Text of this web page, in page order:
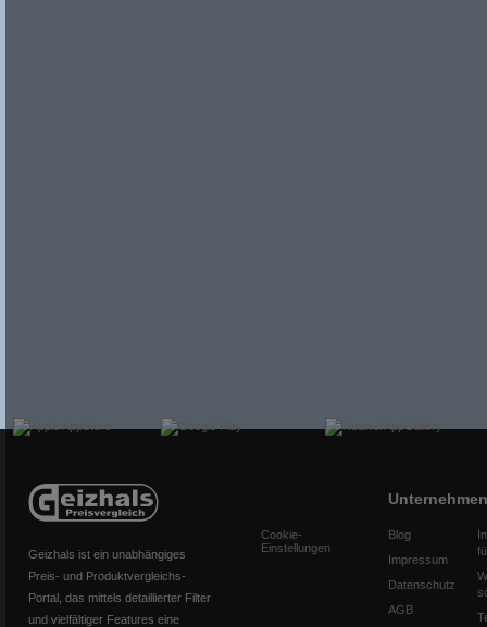
Geizhals ist ein unabhängiges
Preis- und Produktvergleichs-
Portal, das mittels detaillierter Filter
und vielfältiger Features eine
Cookie-
Einstellungen
Unternehmen
Blog
Impressum
Datenschutz
AGB